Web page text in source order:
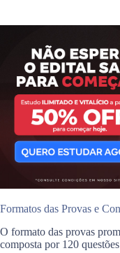
Formatos das Provas e
O formato das provas
composta por 120